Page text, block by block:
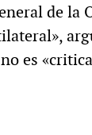
de la
es